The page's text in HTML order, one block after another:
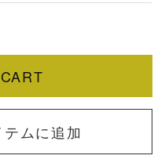
ムに追加